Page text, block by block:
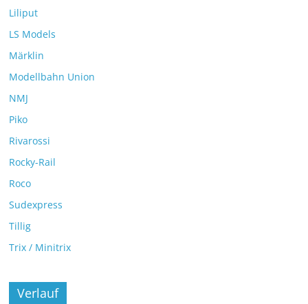
Liliput
LS Models
Märklin
Modellbahn Union
NMJ
Piko
Rivarossi
Rocky-Rail
Roco
Sudexpress
Tillig
Trix / Minitrix
Verlauf